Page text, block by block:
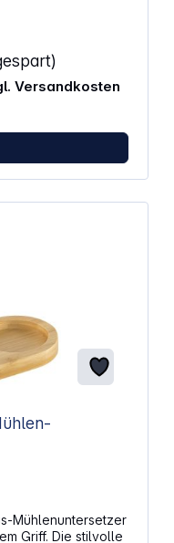
Versandkosten
Mühlenuntersetzer
Griff. Die stilvolle